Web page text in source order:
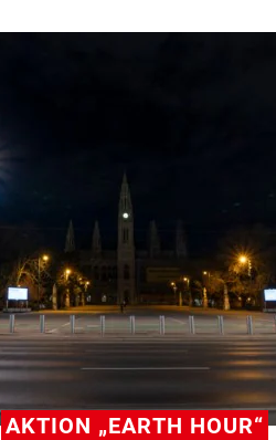
Co KG 2026
AKTION „EARTH HOUR“